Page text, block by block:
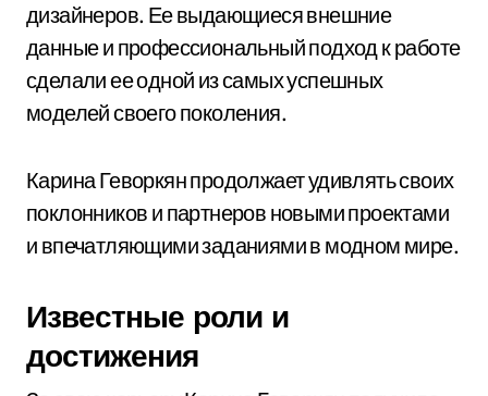
дизайнеров. Ее выдающиеся внешние
данные и профессиональный подход к работе
сделали ее одной из самых успешных
моделей своего поколения.
Карина Геворкян продолжает удивлять своих
поклонников и партнеров новыми проектами
и впечатляющими заданиями в модном мире.
Известные роли и
достижения